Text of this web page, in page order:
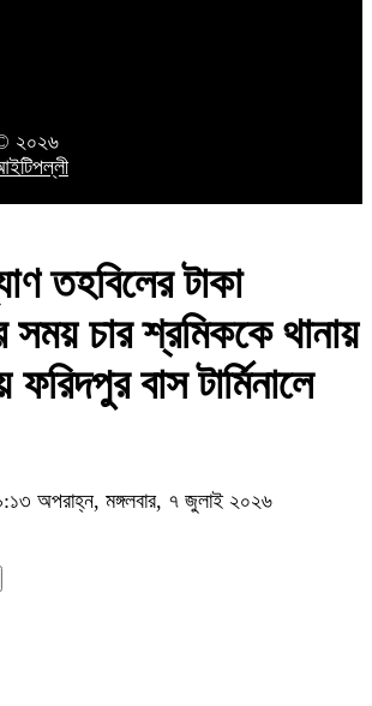
© ২০২৬
তহবিলের টাকা
চার শ্রমিককে থানায়
ফরিদপুর বাস টার্মিনালে
অপরাহ্ন, মঙ্গলবার, ৭ জুলাই ২০২৬